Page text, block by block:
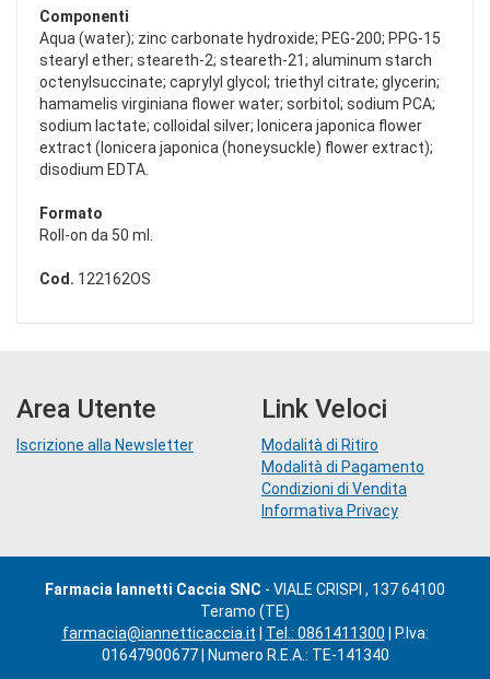
Componenti
Aqua (water); zinc carbonate hydroxide; PEG-200; PPG-15
stearyl ether; steareth-2; steareth-21; aluminum starch
octenylsuccinate; caprylyl glycol; triethyl citrate; glycerin;
hamamelis virginiana flower water; sorbitol; sodium PCA;
sodium lactate; colloidal silver; lonicera japonica flower
extract (lonicera japonica (honeysuckle) flower extract);
disodium EDTA.
Formato
Roll-on da 50 ml.
Cod. 122162OS
Area Utente
Iscrizione alla Newsletter
Link Veloci
Modalità di Ritiro
Modalità di Pagamento
Condizioni di Vendita
Informativa Privacy
Farmacia Iannetti Caccia SNC - VIALE CRISPI , 137 64100
Teramo (TE)
farmacia@iannetticaccia.it
Tel.: 0861411300 | P.Iva:
01647900677 | Numero R.E.A.: TE-141340